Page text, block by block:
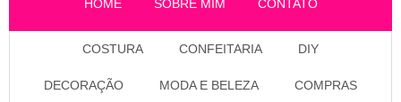
HOME SOBRE MIM CONTATO
COSTURA CONFEITARIA DIY
DECORAÇÃO MODA E BELEZA COMPRAS